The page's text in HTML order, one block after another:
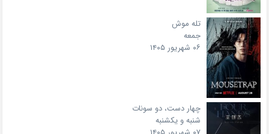
تله موش
جمعه
۰۶ شهریور ۱۴۰۵
چهار دست، دو سونات
شنبه و یکشنبه